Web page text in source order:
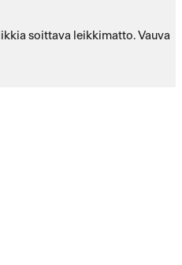
soittava leikkimatto. Vauva